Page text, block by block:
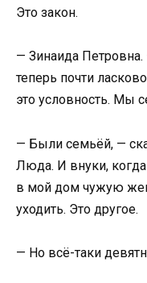
Это закон.
— Зинаида
теперь почти
это условность. Мы
— Были семьёй, —
Люда. И внуки,
в мой дом чужую
уходить. Это другое.
— Но всё-таки